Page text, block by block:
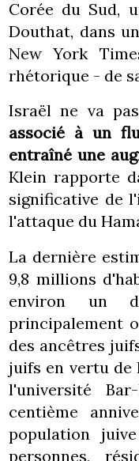
Corée du Sud,
Douthat, dans
New York
rhétorique - de
Israël ne va
associé à un
entraîné une
Klein rapporte
significative de
l'attaque du
La dernière
9,8 millions
environ un
principalement
des ancêtres
juifs en vertu de
l'université
centième
population
personnes,